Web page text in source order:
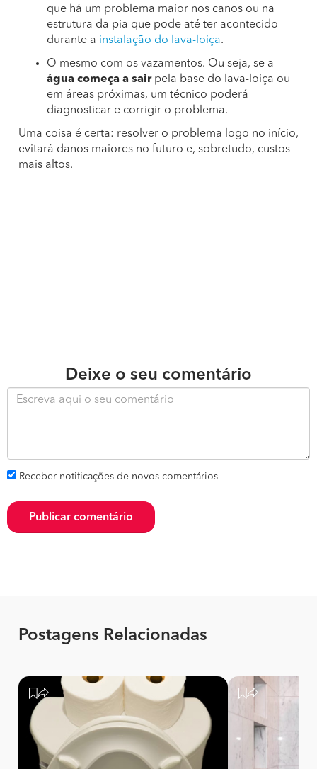
que há um problema maior nos canos ou na
estrutura da pia que pode até ter acontecido
durante a instalação do lava-loiça.
O mesmo com os vazamentos. Ou seja, se a
água começa a sair pela base do lava-loiça ou
em áreas próximas, um técnico poderá
diagnosticar e corrigir o problema.
Uma coisa é certa: resolver o problema logo no início,
evitará danos maiores no futuro e, sobretudo, custos
mais altos.
Deixe o seu comentário
Receber notificações de novos comentários
Publicar comentário
Postagens Relacionadas